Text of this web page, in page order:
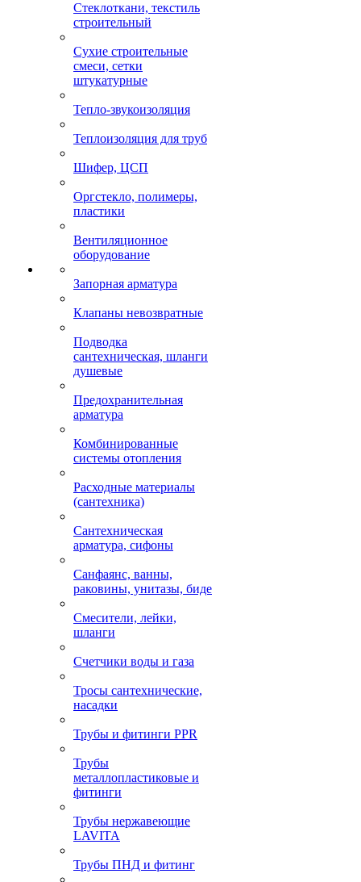
Стеклоткани, текстиль
строительный
Сухие строительные
смеси, сетки
штукатурные
Тепло-звукоизоляция
Теплоизоляция для труб
Шифер, ЦСП
Оргстекло, полимеры,
пластики
Вентиляционное
оборудование
Запорная арматура
Клапаны невозвратные
Подводка
сантехническая, шланги
душевые
Предохранительная
арматура
Комбинированные
системы отопления
Расходные материалы
(сантехника)
Сантехническая
арматура, сифоны
Санфаянс, ванны,
раковины, унитазы, биде
Смесители, лейки,
шланги
Счетчики воды и газа
Тросы сантехнические,
насадки
Трубы и фитинги PPR
Трубы
металлопластиковые и
фитинги
Трубы нержавеющие
LAVITA
Трубы ПНД и фитинг